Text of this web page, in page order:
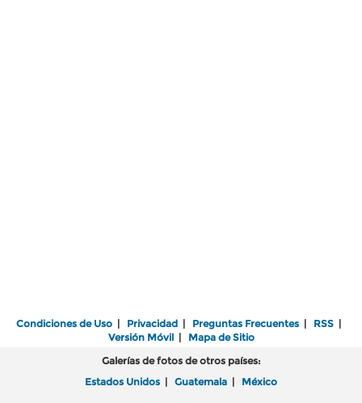
Condiciones de Uso | Privacidad | Preguntas Frecuentes | RSS |
Versión Móvil| Mapa de Sitio
Galerías de fotos de otros países:
Estados Unidos | Guatemala | México